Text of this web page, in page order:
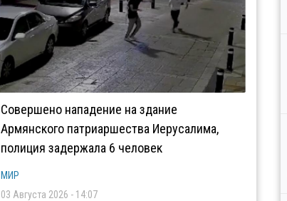
Совершено нападение на здание
Армянского патриаршества Иерусалима,
полиция задержала 6 человек
МИР
03 Августа 2026 - 14:07